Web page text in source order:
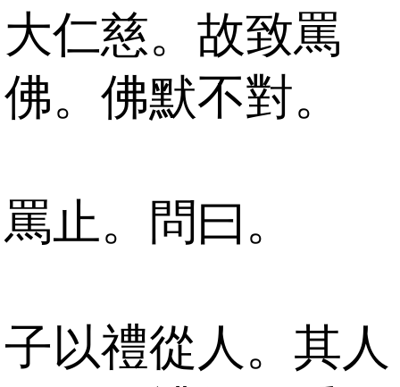
大仁慈。故致罵
佛。佛默不對。
罵止。問曰。
子以禮從人。其人